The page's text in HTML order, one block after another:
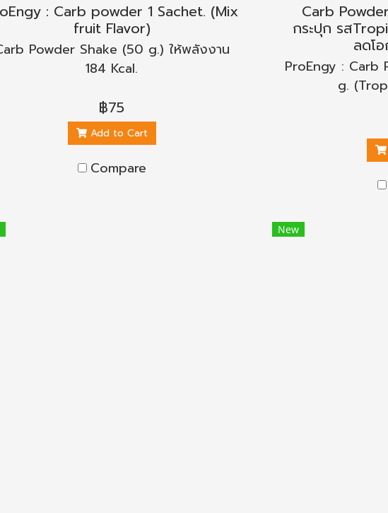
: Carb powder 1 Sachet. (Mix
fruit Flavor)
Powder Shake (50 g.) ให้พลังงาน
184 Kcal.
฿75
Add to Cart
Compare
Carb
กระปุก รส
ลดโ
ProEngy : Carb
g.
New